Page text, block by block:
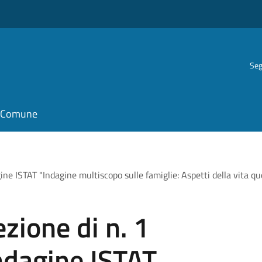
ISTAT "Indagine multiscopo sulle famiglie: Aspetti della vita
di n. 1